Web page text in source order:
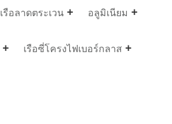
เรือลาดตระเวน อลูมิเนียม
เรือซี่โครงไฟเบอร์กลาส